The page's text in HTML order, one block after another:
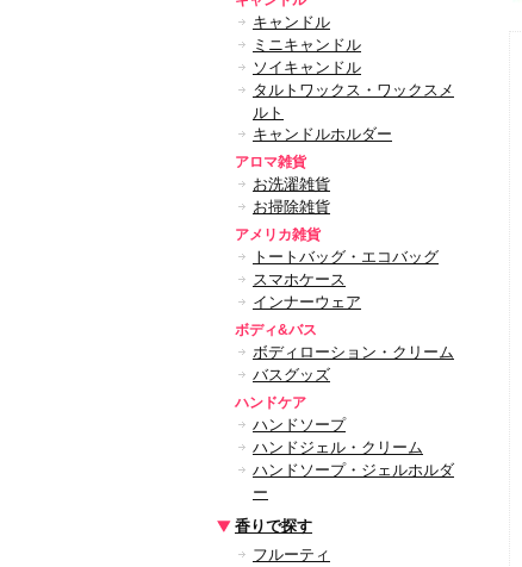
キャンドル
ミニキャンドル
ソイキャンドル
タルトワックス・ワックスメ
ルト
キャンドルホルダー
アロマ雑貨
お洗濯雑貨
お掃除雑貨
アメリカ雑貨
トートバッグ・エコバッグ
スマホケース
インナーウェア
ボディ&バス
ボディローション・クリーム
バスグッズ
ハンドケア
ハンドソープ
ハンドジェル・クリーム
ハンドソープ・ジェルホルダ
ー
香りで探す
フルーティ